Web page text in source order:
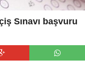
Sınavı başvuru